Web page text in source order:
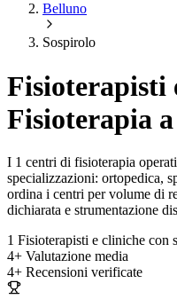
Belluno
Sospirolo
Fisioterapisti
Fisioterapia
I 1 centri di fisioterapia
specializzazioni: ortopedica,
ordina i centri per volume di
dichiarata e strumentazione
1 Fisioterapisti e cliniche con
4+ Valutazione media
4+ Recensioni verificate